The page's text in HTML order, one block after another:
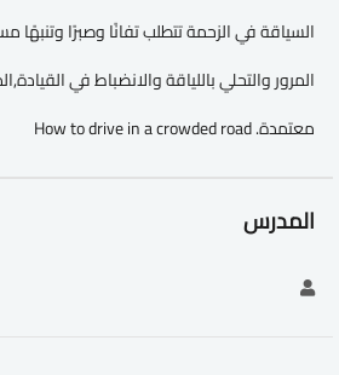
السياقة في الزحمة تتطلب تفانًا وصبرًا وتنبهًا
المرور والتحلي باللياقة والانضباط في
معتمدة. How to drive in a crowded road
المدرس